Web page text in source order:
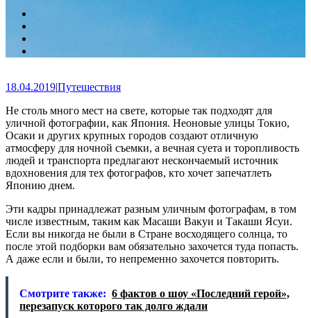
18.04.2019|Путешествия
Не столь много мест на свете, которые так подходят для
уличной фотографии, как Япония. Неоновые улицы Токио,
Осаки и других крупных городов создают отличную
атмосферу для ночной съемки, а вечная суета и торопливость
людей и транспорта предлагают нескончаемый источник
вдохновения для тех фотографов, кто хочет запечатлеть
Японию днем.
Эти кадры принадлежат разным уличным фотографам, в том
числе известным, таким как Масаши Вакуи и Такаши Ясуи.
Если вы никогда не были в Стране восходящего солнца, то
после этой подборки вам обязательно захочется туда попасть.
А даже если и были, то непременно захочется повторить.
Смотрите также: 6 фактов о шоу «Последний герой»,
перезапуск которого так долго ждали